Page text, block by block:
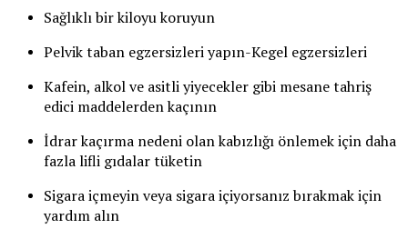
Sağlıklı bir kiloyu koruyun
Pelvik taban egzersizleri yapın-Kegel egzersizleri
Kafein, alkol ve asitli yiyecekler gibi mesane tahriş
edici maddelerden kaçının
İdrar kaçırma nedeni olan kabızlığı önlemek için daha
fazla lifli gıdalar tüketin
Sigara içmeyin veya sigara içiyorsanız bırakmak için
yardım alın